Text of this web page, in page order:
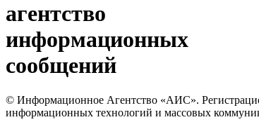
агентство
информационных
сообщений
© Информационное Агентство «АИС».
информационных технологий и массовых